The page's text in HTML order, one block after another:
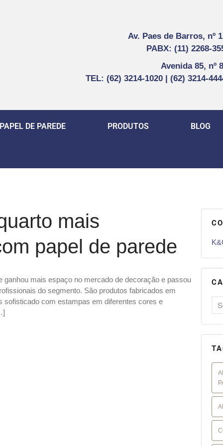
Av. Paes de Barros, nº
PABX: (11) 2268-
Avenida 85, nº
TEL: (62) 3214-1020 | (62) 3214-
PAPEL DE PAREDE PRODUTOS BLOG
mais
papel de parede
ganhou mais espaço no mercado de decoração e passou
do segmento. São produtos fabricados em
sofisticado com estampas em diferentes cores e